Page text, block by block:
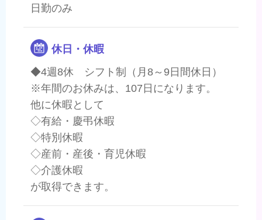
日勤のみ
休日・休暇
◆4週8休 シフト制（月8～9日間休日）
※年間のお休みは、107日になります。
他に休暇として
◇有給・慶弔休暇
◇特別休暇
◇産前・産後・育児休暇
◇介護休暇
が取得できます。